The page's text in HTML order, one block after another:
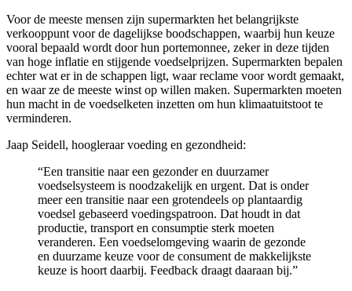
Voor de meeste mensen zijn supermarkten het belangrijkste
verkooppunt voor de dagelijkse boodschappen, waarbij hun keuze
vooral bepaald wordt door hun portemonnee, zeker in deze tijden
van hoge inflatie en stijgende voedselprijzen. Supermarkten bepalen
echter wat er in de schappen ligt, waar reclame voor wordt gemaakt,
en waar ze de meeste winst op willen maken. Supermarkten moeten
hun macht in de voedselketen inzetten om hun klimaatuitstoot te
verminderen.
Jaap Seidell, hoogleraar voeding en gezondheid:
“Een transitie naar een gezonder en duurzamer
voedselsysteem is noodzakelijk en urgent. Dat is onder
meer een transitie naar een grotendeels op plantaardig
voedsel gebaseerd voedingspatroon. Dat houdt in dat
productie, transport en consumptie sterk moeten
veranderen. Een voedselomgeving waarin de gezonde
en duurzame keuze voor de consument de makkelijkste
keuze is hoort daarbij. Feedback draagt daaraan bij.”